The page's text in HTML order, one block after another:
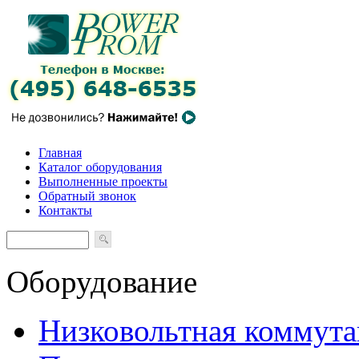
Главная
Каталог оборудования
Выполненные проекты
Обратный звонок
Контакты
Оборудование
Низковольтная